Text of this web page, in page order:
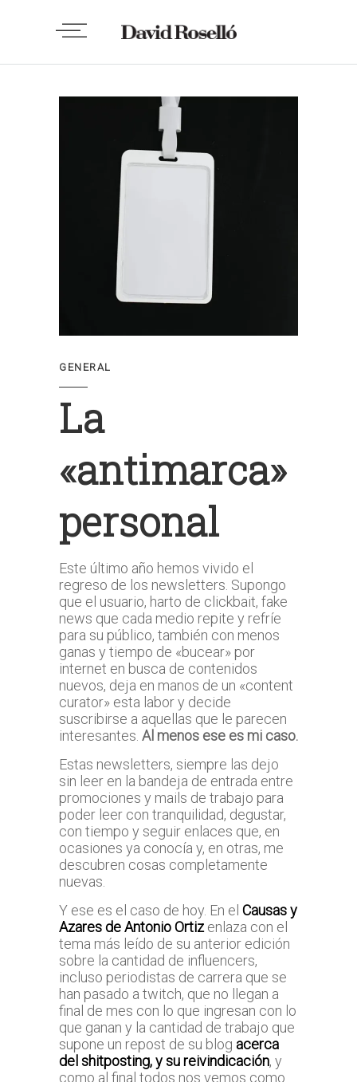
GENERAL
La
«antimarca»
personal
Este último año hemos vivido el
regreso de los newsletters. Supongo
que el usuario, harto de clickbait, fake
news que cada medio repite y refríe
para su público, también con menos
ganas y tiempo de «bucear» por
internet en busca de contenidos
nuevos, deja en manos de un «content
curator» esta labor y decide
suscribirse a aquellas que le parecen
interesantes. Al menos ese es mi caso.
Estas newsletters, siempre las dejo
sin leer en la bandeja de entrada entre
promociones y mails de trabajo para
poder leer con tranquilidad, degustar,
con tiempo y seguir enlaces que, en
ocasiones ya conocía y, en otras, me
descubren cosas completamente
nuevas.
Y ese es el caso de hoy. En el Causas y
Azares de Antonio Ortizenlaza con el
tema más leído de su anterior edición
sobre la cantidad de influencers,
incluso periodistas de carrera que se
han pasado a twitch, que no llegan a
final de mes con lo que ingresan con lo
que ganan y la cantidad de trabajo que
supone un repost de su blog acerca
del shitposting, y su reivindicación, y
como al final todos nos vemos como